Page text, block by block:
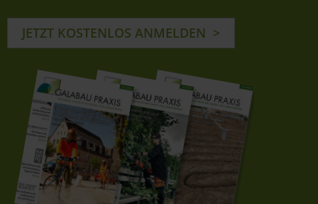
JETZT KOSTENLOS ANMELDEN